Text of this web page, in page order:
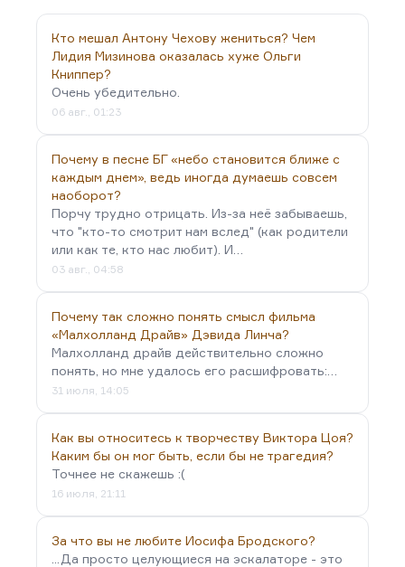
Марихуана – дело не в пропаганде наркотиков.
Но марихуана меняет характер мышления. Она
заметно снижает вашу собственную критичность.
И при таком подходе, мне кажется, даже в…
Кто мешал Антону Чехову жениться? Чем
Лидия Мизинова оказалась хуже Ольги
Книппер?
Очень убедительно.
06 авг., 01:23
Почему в песне БГ «небо становится ближе с
каждым днем», ведь иногда думаешь совсем
наоборот?
Порчу трудно отрицать. Из-за неё забываешь,
что "кто-то смотрит нам вслед" (как родители
или как те, кто нас любит). И…
03 авг., 04:58
Почему так сложно понять смысл фильма
«Малхолланд Драйв» Дэвида Линча?
Малхолланд драйв действительно сложно
понять, но мне удалось его расшифровать:…
31 июля, 14:05
Как вы относитесь к творчеству Виктора Цоя?
Каким бы он мог быть, если бы не трагедия?
Точнее не скажешь :(
16 июля, 21:11
За что вы не любите Иосифа Бродского?
...Да просто целующиеся на эскалаторе - это